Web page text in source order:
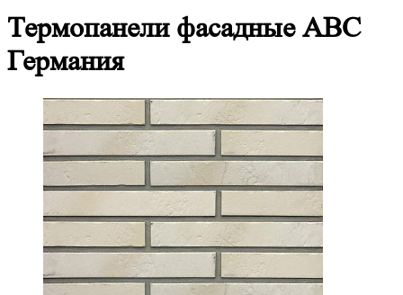
Термопанели фасадные ABC
Германия